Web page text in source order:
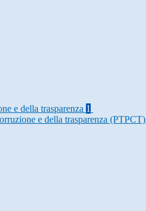
e della trasparenza 1
e della trasparenza (PTPCT)